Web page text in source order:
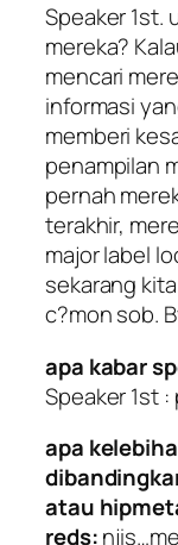
Speaker 1st.
mereka?
mencari
informasi
memberi
penampilan
pernah
terakhir,
major label
sekarang
c?mon sob.
apa kabar
Speaker 1st
apa
atau
reds: